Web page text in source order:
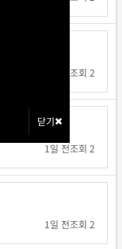
닫기
닫기
조회 2
1일 전조회 2
1일 전조회 2